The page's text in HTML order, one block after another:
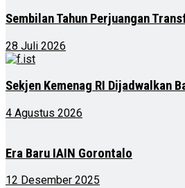
Sembilan Tahun Perjuangan
28 Juli 2026
Sekjen Kemenag RI Dijadwalkan
4 Agustus 2026
Era Baru IAIN Gorontalo
12 Desember 2025